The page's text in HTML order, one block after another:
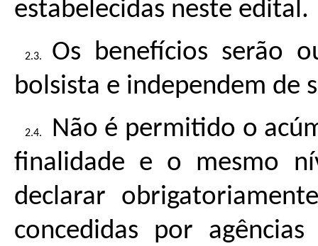
estabelecidas neste edital.
Os benefícios serão
bolsista e independem de
Não é permitido o
finalidade e o mesmo
declarar
concedidas por